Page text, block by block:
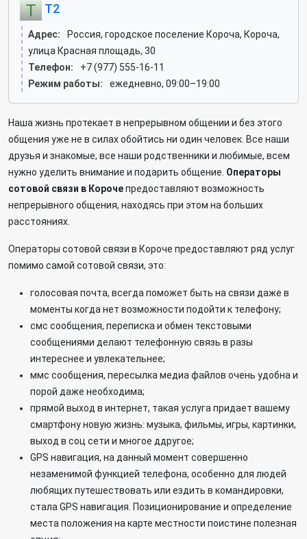
T2
Адрес:
Россия, городское поселение Короча, Короча,
улица Красная площадь, 30
Телефон:
+7 (977) 555-16-11
Режим работы:
ежедневно, 09:00–19:00
Наша жизнь протекает в непрерывном общении и без этого
общения уже не в силах обойтись ни один человек. Все наши
друзья и знакомые, все наши родственники и любимые, всем
нужно уделить внимание и подарить общение. Операторы
сотовой связи в Корочепредоставляют возможность
непрерывного общения, находясь при этом на больших
расстояниях.
Операторы сотовой связи в Короче предоставляют ряд услуг
помимо самой сотовой связи, это:
голосовая почта, всегда поможет быть на связи даже в
моменты когда нет возможности подойти к телефону;
смс сообщения, переписка и обмен текстовыми
сообщениями делают телефонную связь в разы
интереснее и увлекательнее;
ммс сообщения, пересылка медиа файлов очень удобна и
порой даже необходима;
прямой выход в интернет, такая услуга придает вашему
смартфону новую жизнь: музыка, фильмы, игры, картинки,
выход в соц сети и многое ддругое;
GPS навигация, на данный момент совершенно
незаменимой функцией телефона, особенно для людей
любящих путешествовать или ездить в командировки,
стала GPS навигация. Позиционирование и определение
места положения на карте местности поистине полезная